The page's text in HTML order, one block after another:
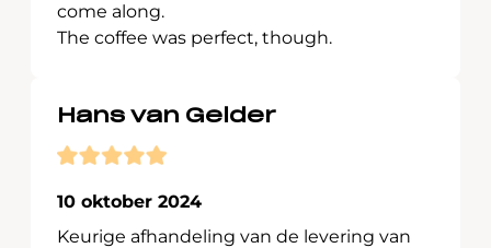
come along.
The coffee was perfect, though.
Hans van Gelder
10 oktober 2024
Keurige afhandeling van de levering van